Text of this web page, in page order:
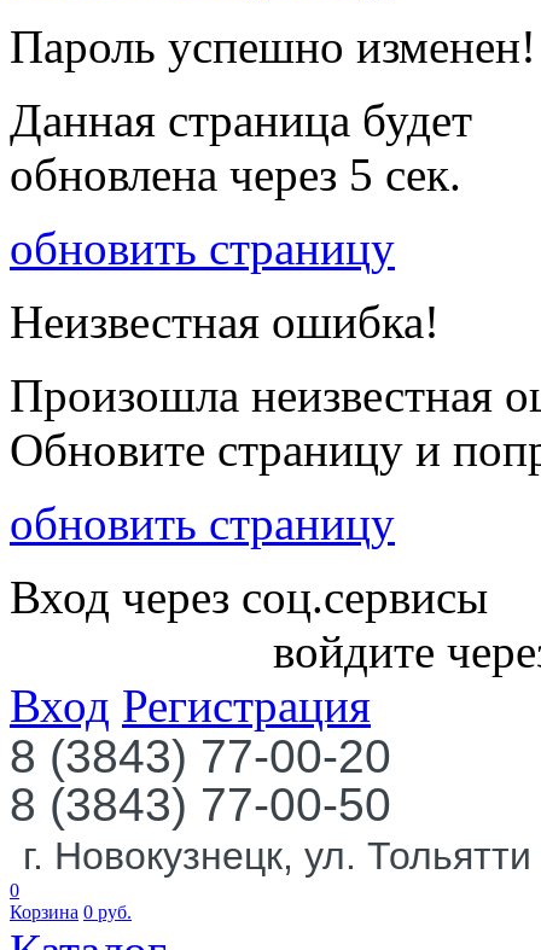
Пароль успешно изменен!
Данная страница будет
обновлена через 5 сек.
обновить страницу
Неизвестная ошибка!
Произошла неизвестная
Обновите страницу и
обновить страницу
Вход через соц.сервисы
войдите
Вход Регистрация
8 (3843) 77-00-20
8 (3843) 77-00-50
г. Новокузнецк, ул.
0
Корзина 0 руб.